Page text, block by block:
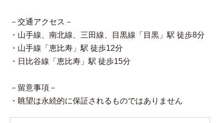
－交通アクセス－
・山手線、南北線、三田線、目黒線「目黒」駅 徒歩8分
・山手線「恵比寿」駅 徒歩12分
・日比谷線「恵比寿」駅 徒歩15分
－留意事項－
・眺望は永続的に保証されるものではありません